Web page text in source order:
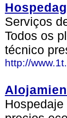
Serviços
Todos os
técnico
http://